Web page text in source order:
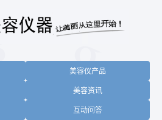
美容仪产品
美容资讯
互动问答